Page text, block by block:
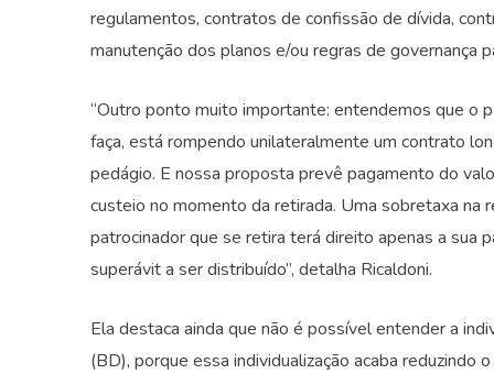
regulamentos, contratos de confissão de dívida,
manutenção dos planos e/ou regras de governança
“Outro ponto muito importante: entendemos que o
faça, está rompendo unilateralmente um contrato
pedágio. E nossa proposta prevê pagamento do
custeio no momento da retirada. Uma sobretaxa
patrocinador que se retira terá direito apenas a sua
superávit a ser distribuído”, detalha Ricaldoni.
Ela destaca ainda que não é possível entender a
(BD), porque essa individualização acaba